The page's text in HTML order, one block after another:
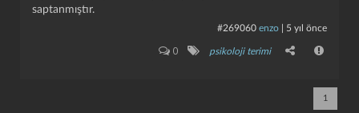
saptanmıştır.
#269060 enzo 5 yıl önce
0 psikoloji terimi
1